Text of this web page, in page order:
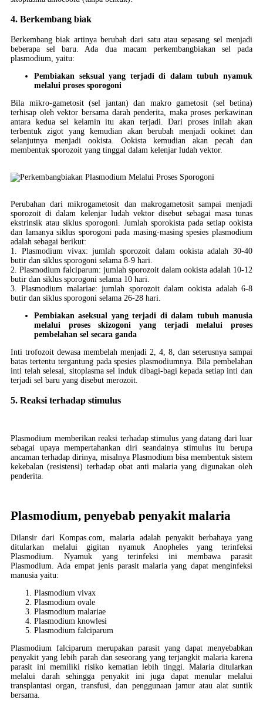
4. Berkembang biak
Berkembang biak artinya berubah dari satu atau sepasang sel menjadi
beberapa sel baru. Ada dua macam perkembangbiakan sel pada
plasmodium, yaitu:
Pembiakan seksual yang terjadi di dalam tubuh nyamuk
melalui proses sporogoni
Bila mikro-gametosit (sel jantan) dan makro gametosit (sel betina)
terhisap oleh vektor bersama darah penderita, maka proses perkawinan
antara kedua sel kelamin itu akan terjadi. Dari proses inilah akan
terbentuk zigot yang kemudian akan berubah menjadi ookinet dan
selanjutnya menjadi ookista. Ookista kemudian akan pecah dan
membentuk sporozoit yang tinggal dalam kelenjar ludah vektor.
Perubahan dari mikrogametosit dan makrogametosit sampai menjadi
sporozoit di dalam kelenjar ludah vektor disebut sebagai masa tunas
ekstrinsik atau siklus sporogoni. Jumlah sporokista pada setiap ookista
dan lamanya siklus sporogoni pada masing-masing spesies plasmodium
adalah sebagai berikut:
1. Plasmodium vivax: jumlah sporozoit dalam ookista adalah 30-40
butir dan siklus sporogoni selama 8-9 hari.
2. Plasmodium falciparum: jumlah sporozoit dalam ookista adalah 10-12
butir dan siklus sporogoni selama 10 hari.
3. Plasmodium malariae: jumlah sporozoit dalam ookista adalah 6-8
butir dan siklus sporogoni selama 26-28 hari.
Pembiakan aseksual yang terjadi di dalam tubuh manusia
melalui proses skizogoni yang terjadi melalui proses
pembelahan sel secara ganda
Inti trofozoit dewasa membelah menjadi 2, 4, 8, dan seterusnya sampai
batas tertentu tergantung pada spesies plasmodiumnya. Bila pembelahan
inti telah selesai, sitoplasma sel induk dibagi-bagi kepada setiap inti dan
terjadi sel baru yang disebut merozoit.
5. Reaksi terhadap stimulus
Plasmodium memberikan reaksi terhadap stimulus yang datang dari luar
sebagai upaya mempertahankan diri seandainya stimulus itu berupa
ancaman terhadap dirinya, misalnya Plasmodium bisa membentuk sistem
kekebalan (resistensi) terhadap obat anti malaria yang digunakan oleh
penderita.
Plasmodium, penyebab penyakit malaria
Dilansir dari Kompas.com, malaria adalah penyakit berbahaya yang
ditularkan melalui gigitan nyamuk Anopheles yang terinfeksi
Plasmodium. Nyamuk yang terinfeksi ini membawa parasit
Plasmodium. Ada empat jenis parasit malaria yang dapat menginfeksi
manusia yaitu:
Plasmodium vivax
Plasmodium ovale
Plasmodium malariae
Plasmodium knowlesi
Plasmodium falciparum
Plasmodium falciparum merupakan parasit yang dapat menyebabkan
penyakit yang lebih parah dan seseorang yang terjangkit malaria karena
parasit ini memiliki risiko kematian lebih tinggi. Malaria ditularkan
melalui darah sehingga penyakit ini juga dapat menular melalui
transplantasi organ, transfusi, dan penggunaan jamur atau alat suntik
bersama.